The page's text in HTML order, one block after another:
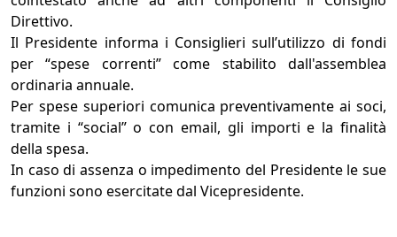
Direttivo.
Il Presidente informa i Consiglieri sull’utilizzo di fondi
per “spese correnti” come stabilito dall'assemblea
ordinaria annuale.
Per spese superiori comunica preventivamente ai soci,
tramite i “social” o con email, gli importi e la finalità
della spesa.
In caso di assenza o impedimento del Presidente le sue
funzioni sono esercitate dal Vicepresidente.